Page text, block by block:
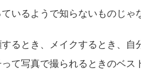
いるようで知らないものじゃ
るとき、メイクするとき、自
て写真で撮られるときのベス